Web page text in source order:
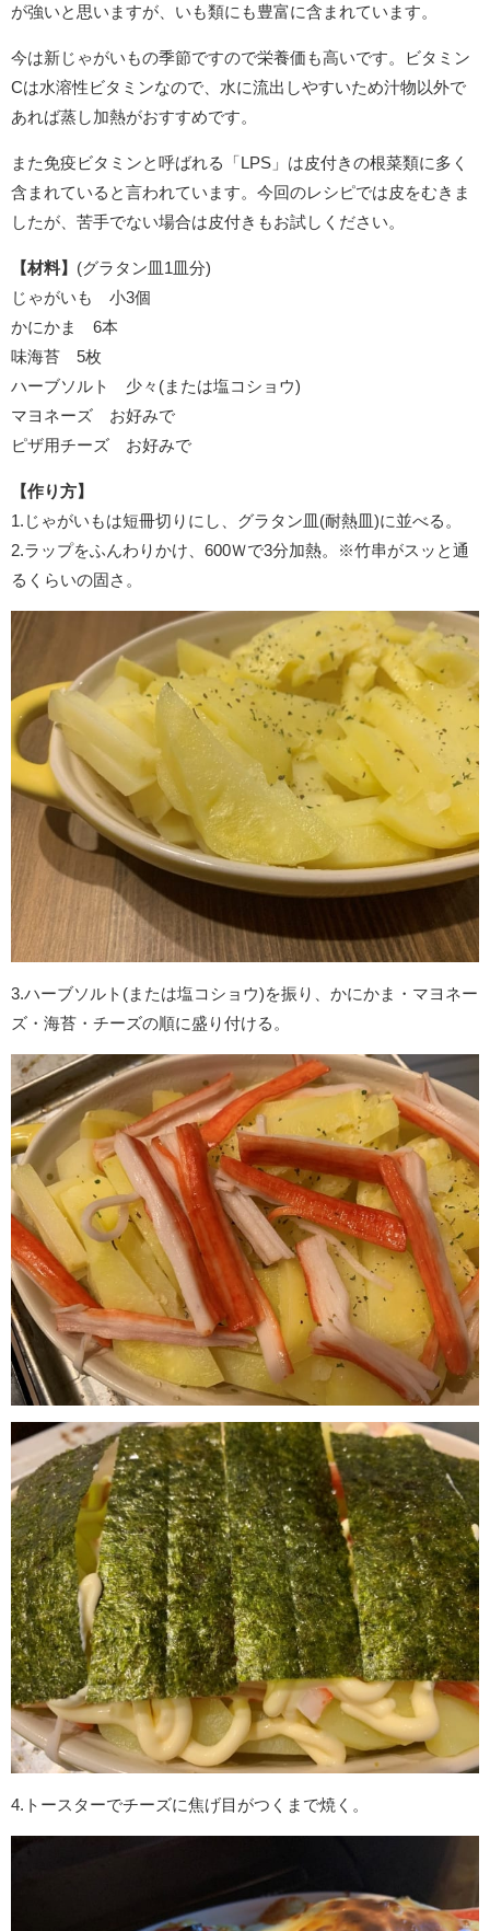
が強いと思いますが、いも類にも豊富に含まれています。
今は新じゃがいもの季節ですので栄養価も高いです。ビタミン
Cは水溶性ビタミンなので、水に流出しやすいため汁物以外で
あれば蒸し加熱がおすすめです。
また免疫ビタミンと呼ばれる「LPS」は皮付きの根菜類に多く
含まれていると言われています。今回のレシピでは皮をむきま
したが、苦手でない場合は皮付きもお試しください。
【材料】 (グラタン皿1皿分)
じゃがいも 小3個
かにかま 6本
味海苔 5枚
ハーブソルト 少々(または塩コショウ)
マヨネーズ お好みで
ピザ用チーズ お好みで
【作り方】
1.じゃがいもは短冊切りにし、グラタン皿(耐熱皿)に並べる。
2.ラップをふんわりかけ、600Ｗで3分加熱。※竹串がスッと通
るくらいの固さ。
3.ハーブソルト(または塩コショウ)を振り、かにかま・マヨネー
ズ・海苔・チーズの順に盛り付ける。
4.トースターでチーズに焦げ目がつくまで焼く。